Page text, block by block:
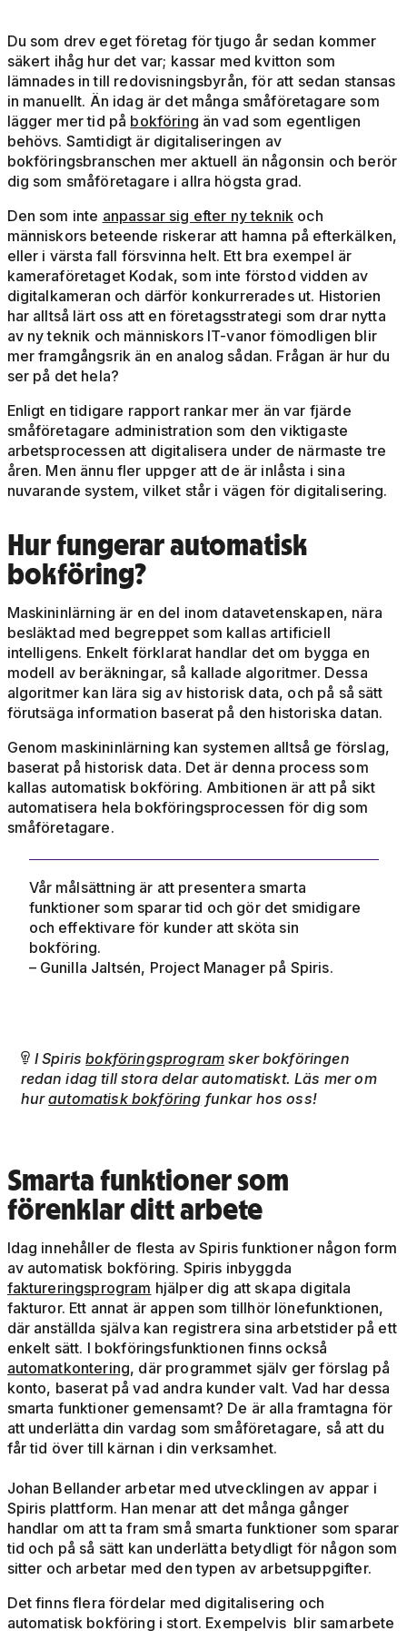
Du som drev eget företag för tjugo år sedan kommer
säkert ihåg hur det var; kassar med kvitton som
lämnades in till redovisningsbyrån, för att sedan stansas
in manuellt. Än idag är det många småföretagare som
lägger mer tid på bokföring än vad som egentligen
behövs. Samtidigt är digitaliseringen av
bokföringsbranschen mer aktuell än någonsin och berör
dig som småföretagare i allra högsta grad.
Den som inte anpassar sig efter ny teknik och
människors beteende riskerar att hamna på efterkälken,
eller i värsta fall försvinna helt. Ett bra exempel är
kameraföretaget Kodak, som inte förstod vidden av
digitalkameran och därför konkurrerades ut. Historien
har alltså lärt oss att en företagsstrategi som drar nytta
av ny teknik och människors IT-vanor fömodligen blir
mer framgångsrik än en analog sådan. Frågan är hur du
ser på det hela?
Enligt en tidigare rapport rankar mer än var fjärde
småföretagare administration som den viktigaste
arbetsprocessen att digitalisera under de närmaste tre
åren. Men ännu fler uppger att de är inlåsta i sina
nuvarande system, vilket står i vägen för digitalisering.
Hur fungerar automatisk
bokföring?
Maskininlärning är en del inom datavetenskapen, nära
besläktad med begreppet som kallas artificiell
intelligens. Enkelt förklarat handlar det om bygga en
modell av beräkningar, så kallade algoritmer. Dessa
algoritmer kan lära sig av historisk data, och på så sätt
förutsäga information baserat på den historiska datan.
Genom maskininlärning kan systemen alltså ge förslag,
baserat på historisk data. Det är denna process som
kallas automatisk bokföring. Ambitionen är att på sikt
automatisera hela bokföringsprocessen för dig som
småföretagare.
Vår målsättning är att presentera smarta
funktioner som sparar tid och gör det smidigare
och effektivare för kunder att sköta sin
bokföring.
– Gunilla Jaltsén, Project Manager på Spiris.
 I Spirisbokföringsprogram sker bokföringen
redan idag till stora delar automatiskt. Läs mer om
hurautomatisk bokföring funkar hos oss!
Smarta funktioner som
förenklar ditt arbete
Idag innehåller de flesta av Spiris funktioner någon form
av automatisk bokföring. Spiris inbyggda
faktureringsprogram hjälper dig att skapa digitala
fakturor. Ett annat är appen som tillhör lönefunktionen,
där anställda själva kan registrera sina arbetstider på ett
enkelt sätt. I bokföringsfunktionen finns också
automatkontering, där programmet själv ger förslag på
konto, baserat på vad andra kunder valt. Vad har dessa
smarta funktioner gemensamt? De är alla framtagna för
att underlätta din vardag som småföretagare, så att du
får tid över till kärnan i din verksamhet.
Johan Bellander arbetar med utvecklingen av appar i
Spiris plattform. Han menar att det många gånger
handlar om att ta fram små smarta funktioner som sparar
tid och på så sätt kan underlätta betydligt för någon som
sitter och arbetar med den typen av arbetsuppgifter.
Det finns flera fördelar med digitalisering och
automatisk bokföring i stort. Exempelvis blir samarbete